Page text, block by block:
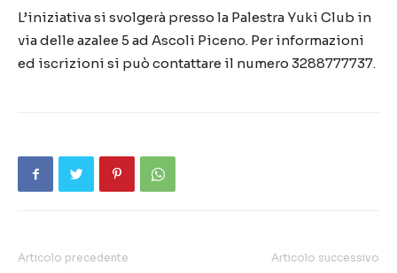
L’iniziativa si svolgerà presso la Palestra Yuki Club in
via delle azalee 5 ad Ascoli Piceno. Per informazioni
ed iscrizioni si può contattare il numero 3288777737.
Articolo precedente Articolo successivo